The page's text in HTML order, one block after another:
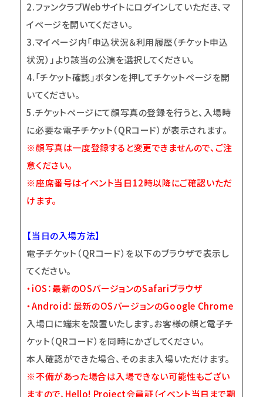
2.ファンクラブWebサイトにログインしていただき、マ
イページを開いてください。
3.マイページ内「申込状況＆利用履歴（チケット申込
状況）」より該当の公演を選択してください。
4.「チケット確認」ボタンを押してチケットページを開
いてください。
5.チケットページにて顔写真の登録を行うと、入場時
に必要な電子チケット（QRコード）が表示されます。
※顔写真は一度登録すると変更できませんので、ご注
意ください。
※座席番号はイベント当日12時以降にご確認いただ
けます。
【当日の入場方法】
電子チケット（QRコード）を以下のブラウザで表示し
てください。
・iOS：最新のOSバージョンのSafariブラウザ
・Android：最新のOSバージョンのGoogle Chrome
入場口に端末を設置いたします。お客様の顔と電子チ
ケット（QRコード）を同時にかざしてください。
本人確認ができた場合、そのまま入場いただけます。
※不備があった場合は入場できない可能性もござい
ますので、Hello! Project会員証（イベント当日まで期